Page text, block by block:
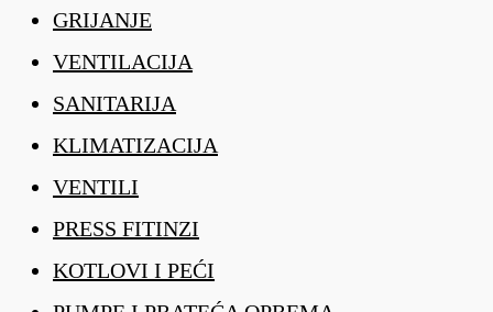
GRIJANJE
VENTILACIJA
SANITARIJA
KLIMATIZACIJA
VENTILI
PRESS FITINZI
KOTLOVI I PEĆI